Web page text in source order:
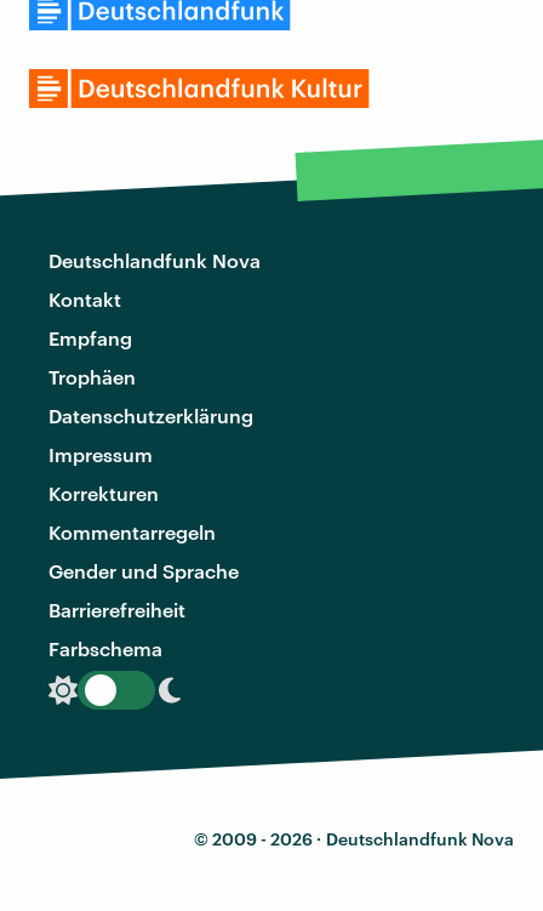
Deutschlandfunk Nova
Kontakt
Empfang
Trophäen
Datenschutzerklärung
Impressum
Korrekturen
Kommentarregeln
Gender und Sprache
Barrierefreiheit
Farbschema
© 2009 - 2026 · Deutschlandfunk Nova